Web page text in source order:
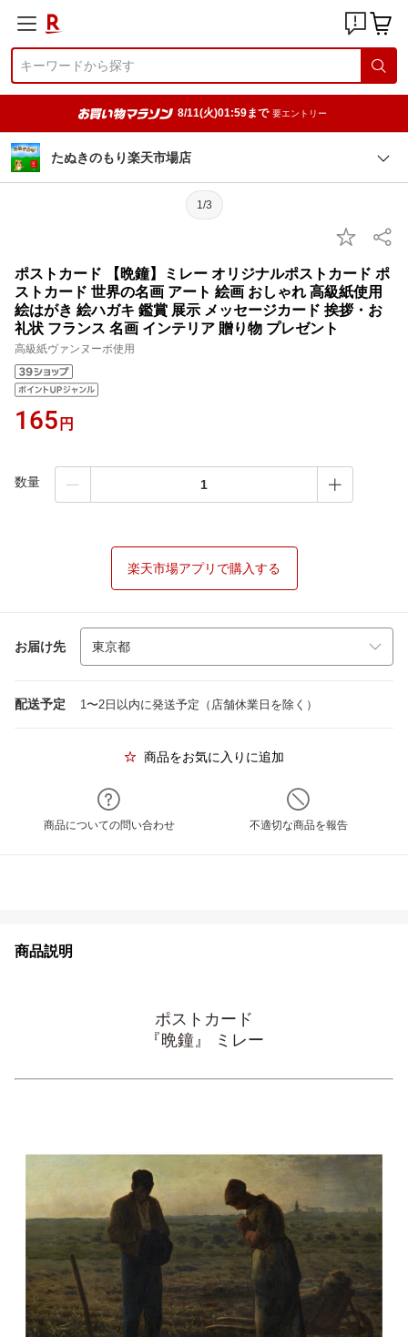
8/11(火)01:59まで 要エントリー
たぬきのもり楽天市場店
1/3
ポストカード 【晩鐘】ミレー オリジナルポストカード ポ
ストカード 世界の名画 アート 絵画 おしゃれ 高級紙使用
絵はがき 絵ハガキ 鑑賞 展示 メッセージカード 挨拶・お
礼状 フランス 名画 インテリア 贈り物 プレゼント
高級紙ヴァンヌーボ使用
165 円
数量
楽天市場アプリで購入する
お届け先
配送予定 1〜2日以内に発送予定（店舗休業日を除く）
商品をお気に入りに追加
商品についての問い合わせ 不適切な商品を報告
商品説明
ポストカード
『晩鐘』 ミレー